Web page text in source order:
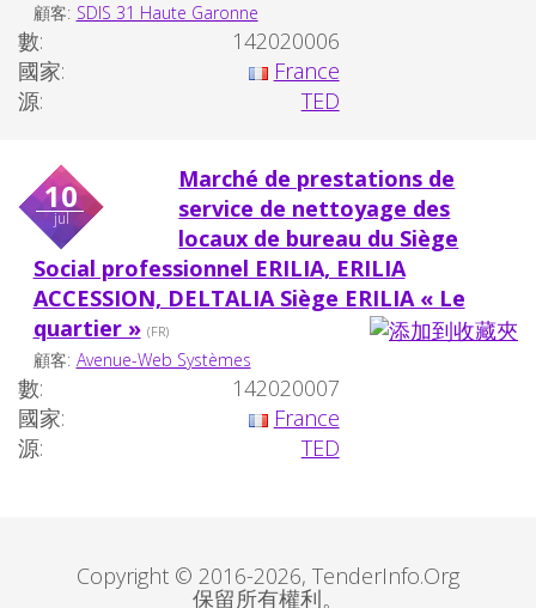
顧客: SDIS 31 Haute Garonne
數:
142020006
國家:
France
源:
TED
10
jul
Marché de prestations de
service de nettoyage des
locaux de bureau du Siège
Social professionnel ERILIA, ERILIA
ACCESSION, DELTALIA Siège ERILIA « Le
quartier » (FR)
顧客: Avenue-Web Systèmes
數:
142020007
國家:
France
源:
TED
Copyright © 2016-2026, TenderInfo.Org
保留所有權利。